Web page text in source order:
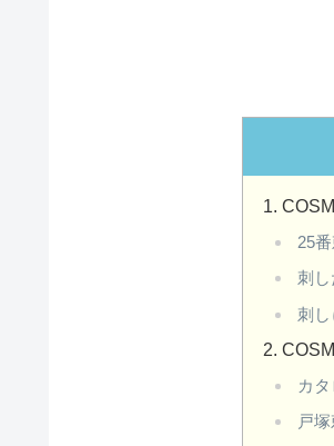
25
刺
刺
カ
戸